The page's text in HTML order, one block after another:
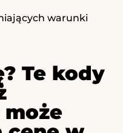
warunki
Te kody
może